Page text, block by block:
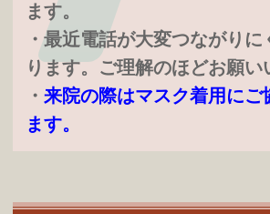
ます。
・最近電話が大変つながり
ります。ご理解のほどお願い
・ 来院の際はマスク着用にご
ます。